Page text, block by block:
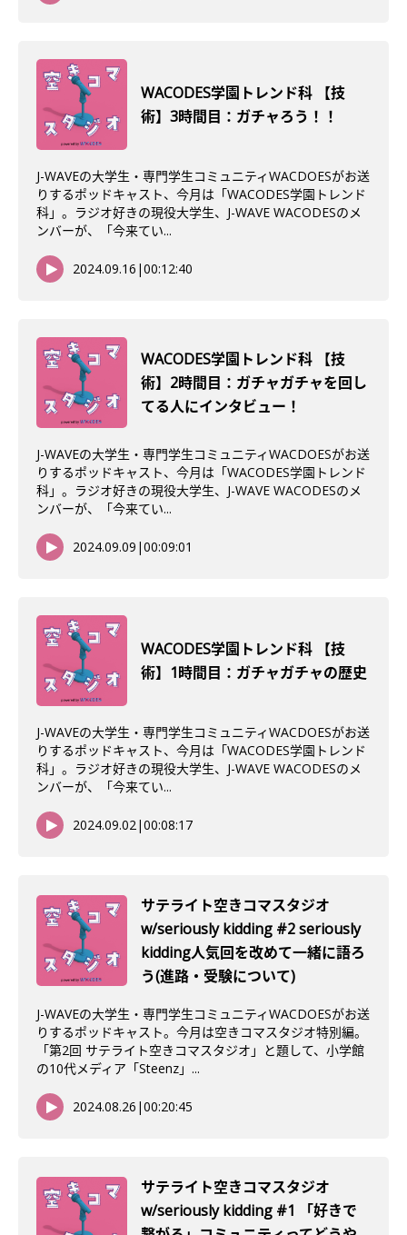
WACODES学園トレンド科 【技
術】3時間目：ガチャろう！！
J-WAVEの大学生・専門学生コミュニティWACDOESがお送
りするポッドキャスト、今月は「WACODES学園トレンド
科」。ラジオ好きの現役大学生、J-WAVE WACODESのメ
ンバーが、「今来てい...
2024.09.16 |00:12:40
WACODES学園トレンド科 【技
術】2時間目：ガチャガチャを回し
てる人にインタビュー！
J-WAVEの大学生・専門学生コミュニティWACDOESがお送
りするポッドキャスト、今月は「WACODES学園トレンド
科」。ラジオ好きの現役大学生、J-WAVE WACODESのメ
ンバーが、「今来てい...
2024.09.09 |00:09:01
WACODES学園トレンド科 【技
術】1時間目：ガチャガチャの歴史
J-WAVEの大学生・専門学生コミュニティWACDOESがお送
りするポッドキャスト、今月は「WACODES学園トレンド
科」。ラジオ好きの現役大学生、J-WAVE WACODESのメ
ンバーが、「今来てい...
2024.09.02|00:08:17
サテライト空きコマスタジオ
w/seriously kidding #2 seriously
kidding人気回を改めて一緒に語ろ
う(進路・受験について)
J-WAVEの大学生・専門学生コミュニティWACDOESがお送
りするポッドキャスト。今月は空きコマスタジオ特別編。
「第2回 サテライト空きコマスタジオ」と題して、小学館
の10代メディア「Steenz」...
2024.08.26 |00:20:45
サテライト空きコマスタジオ
w/seriously kidding #1 「好きで